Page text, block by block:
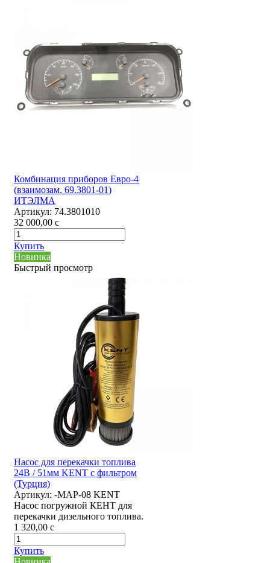
Комбинация приборов Евро-4
(взаимозам. 69.3801-01)
ИТЭЛМА
Артикул: 74.3801010
32 000,00 c
Купить
Новинка
Быстрый просмотр
Насос для перекачки топлива
24В / 51мм KENT с фильтром
(Турция)
Артикул: -MAP-08 KENT
Насос погружной КЕНТ для
перекачки дизельного топлива.
1 320,00 c
Купить